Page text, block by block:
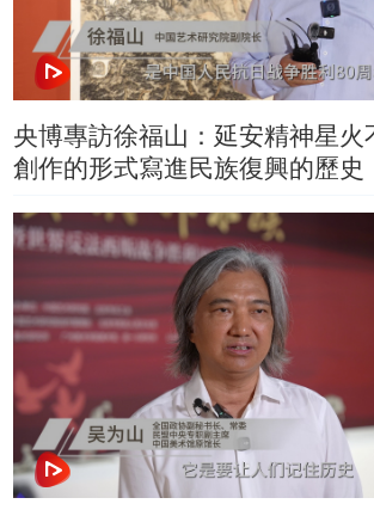
央博專訪徐福山：延安精神星
創作的形式寫進民族復興的歷史